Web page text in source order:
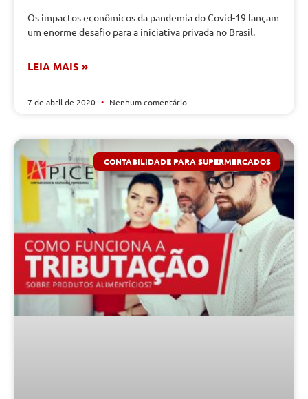
Os impactos econômicos da pandemia do Covid-19 lançam
um enorme desafio para a iniciativa privada no Brasil.
LEIA MAIS »
7 de abril de 2020 Nenhum comentário
CONTABILIDADE PARA SUPERMERCADOS